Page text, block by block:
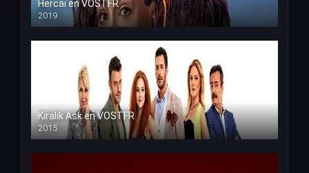
Hercai en VOSTFR
2019
Kiralik Ask en VOSTFR
2015